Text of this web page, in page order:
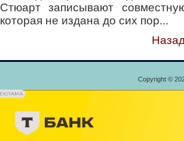
Стюарт записывают
которая не издана до сих пор...
Copyright ©